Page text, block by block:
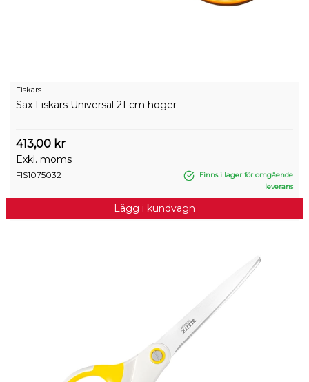
Fiskars
Sax Fiskars Universal 21 cm höger
413,00 kr
Exkl. moms
FIS1075032
Finns i lager för omgående
leverans
Lägg i kundvagn